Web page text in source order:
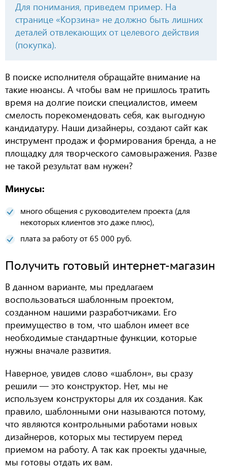
Для понимания, приведем пример. На
странице «Корзина» не должно быть лишних
деталей отвлекающих от целевого действия
(покупка).
В поиске исполнителя обращайте внимание на
такие нюансы. А чтобы вам не пришлось тратить
время на долгие поиски специалистов, имеем
смелость порекомендовать себя, как выгодную
кандидатуру. Наши дизайнеры, создают сайт как
инструмент продаж и формирования бренда, а не
площадку для творческого самовыражения. Разве
не такой результат вам нужен?
Минусы:
много общения с руководителем проекта (для
некоторых клиентов это даже плюс),
плата за работу от 65 000 руб.
Получить готовый интернет-магазин
В данном варианте, мы предлагаем
воспользоваться шаблонным проектом,
созданном нашими разработчиками. Его
преимущество в том, что шаблон имеет все
необходимые стандартные функции, которые
нужны вначале развития.
Наверное, увидев слово «шаблон», вы сразу
решили — это конструктор. Нет, мы не
используем конструкторы для их создания. Как
правило, шаблонными они называются потому,
что являются контрольными работами новых
дизайнеров, которых мы тестируем перед
приемом на работу. А так как проекты удачные,
мы готовы отдать их вам.